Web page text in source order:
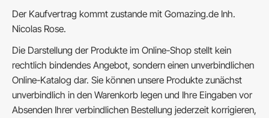
Der Kaufvertrag kommt zustande mit Gomazing.de Inh.
Nicolas Rose.
Die Darstellung der Produkte im Online-Shop stellt kein
rechtlich bindendes Angebot, sondern einen unverbindlichen
Online-Katalog dar. Sie können unsere Produkte zunächst
unverbindlich in den Warenkorb legen und Ihre Eingaben vor
Absenden Ihrer verbindlichen Bestellung jederzeit korrigieren,